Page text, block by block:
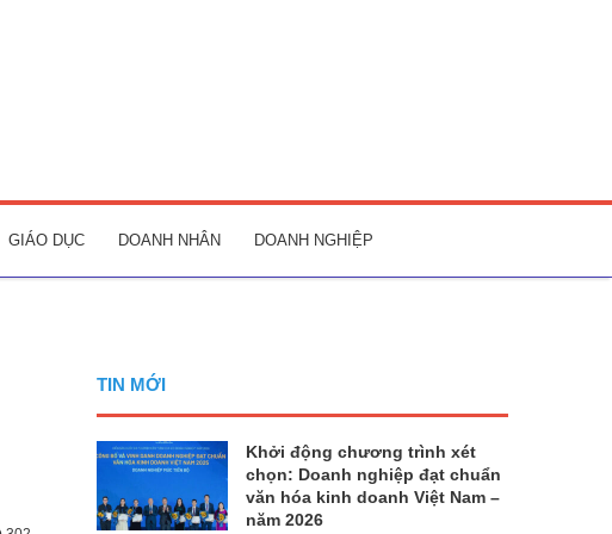
GIÁO DỤC DOANH NHÂN DOANH NGHIỆP
TIN MỚI
Khởi động chương trình xét
chọn: Doanh nghiệp đạt chuẩn
văn hóa kinh doanh Việt Nam –
năm 2026